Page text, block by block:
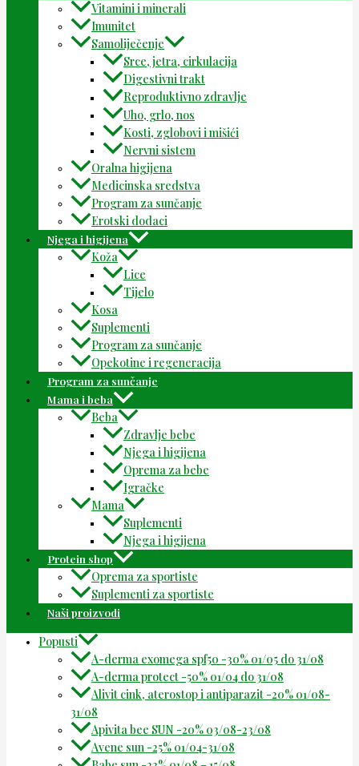
Vitamini i minerali
Imunitet
Samoliječenje
Srce, jetra, cirkulacija
Digestivni trakt
Reproduktivno zdravlje
Uho, grlo, nos
Kosti, zglobovi i mišići
Nervni sistem
Oralna higijena
Medicinska sredstva
Program za sunčanje
Erotski dodaci
Njega i higijena
Koža
Lice
Tijelo
Kosa
Suplementi
Program za sunčanje
Opekotine i regeneracija
Program za sunčanje
Mama i beba
Beba
Zdravlje bebe
Njega i higijena
Oprema za bebe
Igračke
Mama
Suplementi
Njega i higijena
Protein shop
Oprema za sportiste
Suplementi za sportiste
Naši proizvodi
Popusti
A-derma exomega spf50 -30% 01/05 do 31/08
A-derma protect -50% 01/04 do 31/08
Alivit cink, aterostop i antiparazit -20% 01/08-
31/08
Apivita bee SUN -20% 03/08-23/08
Avene sun -25% 01/04-31/08